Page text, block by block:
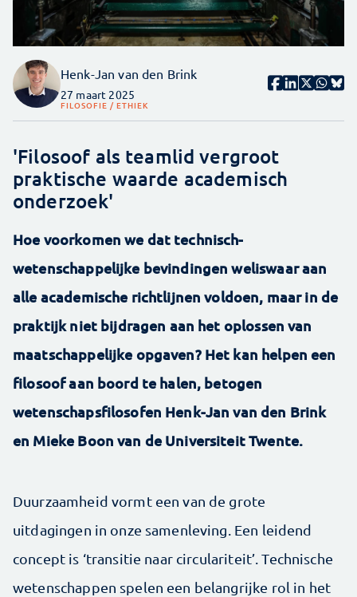
Henk-Jan van den Brink
27 maart 2025
FILOSOFIE / ETHIEK
'Filosoof als teamlid vergroot
praktische waarde academisch
onderzoek'
Hoe voorkomen we dat technisch-
wetenschappelijke bevindingen weliswaar aan
alle academische richtlijnen voldoen, maar in de
praktijk niet bijdragen aan het oplossen van
maatschappelijke opgaven? Het kan helpen een
filosoof aan boord te halen, betogen
wetenschapsfilosofen Henk-Jan van den Brink
en Mieke Boon van de Universiteit Twente.
Duurzaamheid vormt een van de grote
uitdagingen in onze samenleving. Een leidend
concept is ‘transitie naar circulariteit’. Technische
wetenschappen spelen een belangrijke rol in het